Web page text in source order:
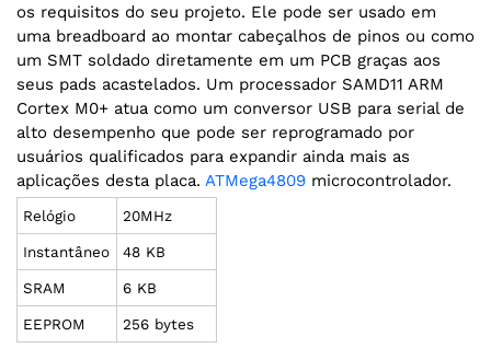
os requisitos do seu projeto. Ele pode ser usado em
uma breadboard ao montar cabeçalhos de pinos ou como
um SMT soldado diretamente em um PCB graças aos
seus pads acastelados. Um processador SAMD11 ARM
Cortex M0+ atua como um conversor USB para serial de
alto desempenho que pode ser reprogramado por
usuários qualificados para expandir ainda mais as
aplicações desta placa. ATMega4809 microcontrolador.
Relógio 20MHz
Instantâneo 48 KB
SRAM 6 KB
EEPROM 256 bytes